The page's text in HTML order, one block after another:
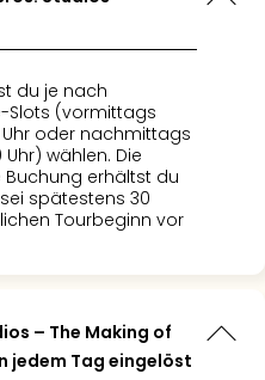
du je nach
Slots (vormittags
Uhr oder nachmittags
Uhr) wählen. Die
Buchung erhältst du
spätestens 30
Tourbeginn vor
– The Making of
jedem Tag eingelöst